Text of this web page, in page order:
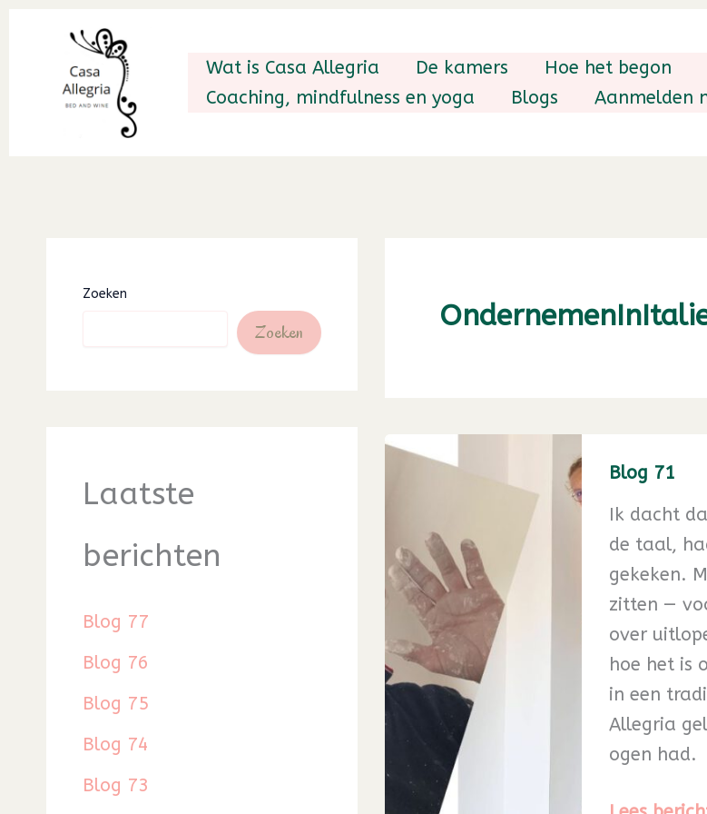
Wat is Casa Allegria De kamers
Hoe het begon
Coaching, mindfulness en yoga
Blogs Aanmelden
Zoeken
Zoeken
Laatste
berichten
Blog 77
Blog 76
Blog 75
Blog 74
Blog 73
Blog 71
Ik dacht
de taal,
gekeken.
zitten —
over
hoe het is
in een
Allegria
ogen had.